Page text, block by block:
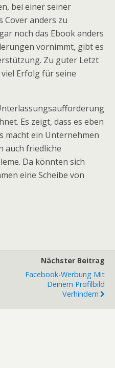
bei einer seiner
Cover anders zu
noch das Ebook anders
vornimmt, gibt es
Zu guter Letzt
Erfolg für seine
Es zeigt, dass es eben
macht ein Unternehmen
auch friedliche
Da könnten sich
eine Scheibe von
Nächster Beitrag
Facebook-Werbung Mit
Deinem Profilbild
Verhindern